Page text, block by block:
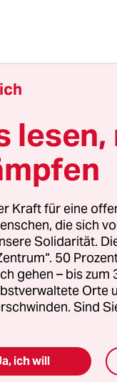
Kraft für eine
die sich
Solidarität.
50
gehen – bis
Orte
Sind
ich will